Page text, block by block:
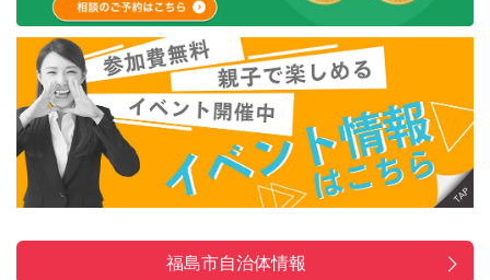
福島市自治体情報